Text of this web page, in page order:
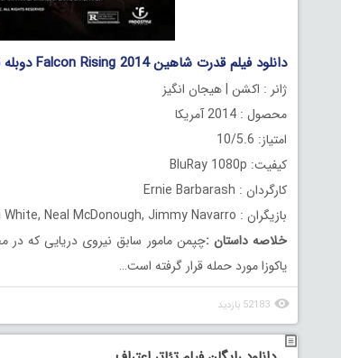
دانلود فیلم قدرت شاهین Falcon Rising 2014 دوبله فارسی
ژانر : اکشن | هیجان انگیز
محصول : 2014 آمریکا
امتیاز: 10/5.6
کیفیت: BluRay 1080p
کارگردان : Ernie Barbarash
بازیگران : Michael Jai White, Neal McDonough, Jimmy Navarro
خلاصه داستان :چپمن مامور سابق نیروی دریایی که
یاکوزا مورد حمله قرار گرفته است…
52183 بازدید